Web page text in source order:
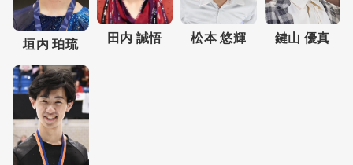
垣内 珀琉 田内 誠悟 松本 悠輝 鍵山 優真